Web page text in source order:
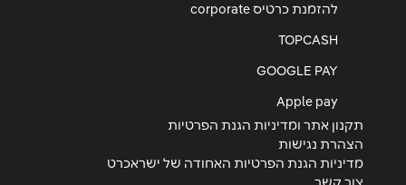
ירושלים
מודיעין
להזמנת כרטיס corporate
TOPCASH
GOOGLE PAY
Apple pay
תקנון אתר ומדיניות הגנת הפרטיות
הצהרת נגישות
מדיניות הגנת הפרטיות האחודה של ישראכרט